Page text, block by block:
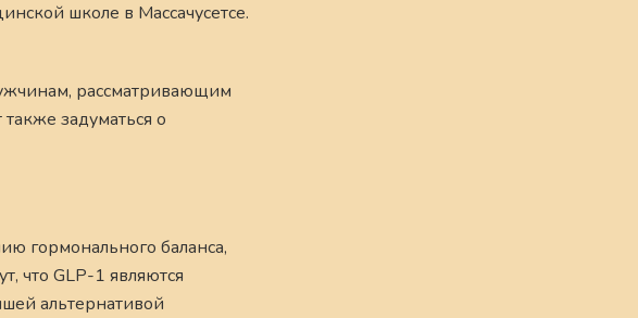
школе в Массачусетсе.
рассматривающим
задуматься о
гормонального баланса,
что GLP-1 являются
альтернативой